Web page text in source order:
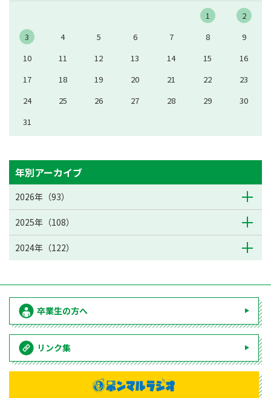
1
2
3
4 5 6 7 8
9
10
11 12 13 14 15
16
17
18 19 20 21 22
23
24
25 26 27 28 29
30
31
年別アーカイブ
2026年（93）
2025年（108）
2024年（122）
卒業生の方へ
リンク集